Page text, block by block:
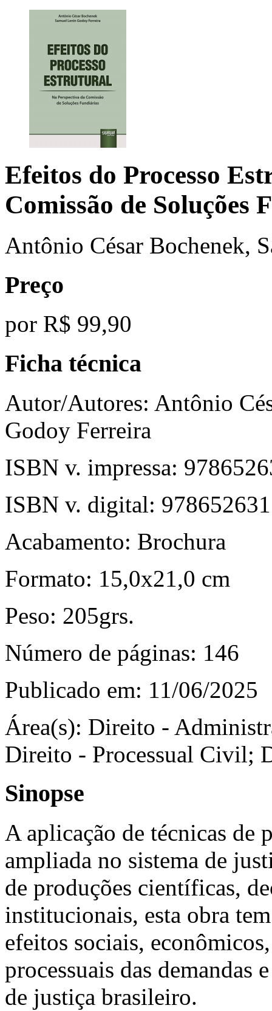
Efeitos do Processo
Comissão de Soluções
Antônio César Bochenek,
Preço
por R$ 99,90
Ficha técnica
Autor/Autores: Antônio
Godoy Ferreira
ISBN v. impressa:
ISBN v. digital:
Acabamento: Brochura
Formato: 15,0x21,0 cm
Peso: 205grs.
Número de páginas: 146
Publicado em: 11/06/2025
Área(s): Direito -
Direito - Processual Civil;
Sinopse
A aplicação de técnicas de
ampliada no sistema de
de produções científicas,
institucionais, esta obra
efeitos sociais,
processuais das demandas
de justiça brasileiro.